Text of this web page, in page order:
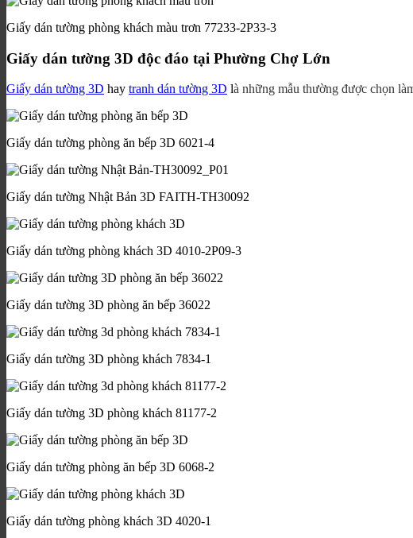
Giấy dán tường phòng khách màu trơn 77233-2P33-3
Giấy dán tường 3D độc đáo tại Phường Chợ Lớn
Giấy dán tường 3D hay tranh dán tường 3D là những mẫu thường được chọn
Giấy dán tường phòng ăn bếp 3D 6021-4
Giấy dán tường Nhật Bản 3D FAITH-TH30092
Giấy dán tường phòng khách 3D 4010-2P09-3
Giấy dán tường 3D phòng ăn bếp 36022
Giấy dán tường 3D phòng khách 7834-1
Giấy dán tường 3D phòng khách 81177-2
Giấy dán tường phòng ăn bếp 3D 6068-2
Giấy dán tường phòng khách 3D 4020-1